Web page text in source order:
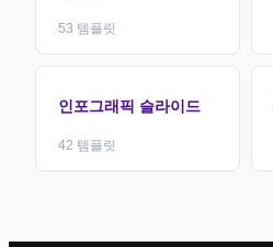
53 템플릿
인포그래픽 슬라이드
42 템플릿